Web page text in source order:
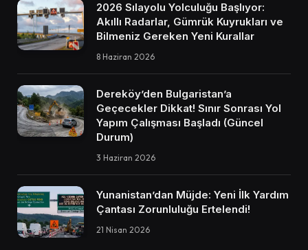
2026 Sılayolu Yolculuğu Başlıyor:
Akıllı Radarlar, Gümrük Kuyrukları ve
Bilmeniz Gereken Yeni Kurallar
8 Haziran 2026
Dereköy’den Bulgaristan’a
Geçecekler Dikkat! Sınır Sonrası Yol
Yapım Çalışması Başladı (Güncel
Durum)
3 Haziran 2026
Yunanistan’dan Müjde: Yeni İlk Yardım
Çantası Zorunluluğu Ertelendi!
21 Nisan 2026